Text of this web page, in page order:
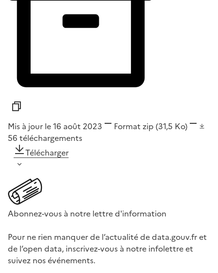
Mis à jour le 16 août 2023 Format zip (31,5 Ko)
56 téléchargements
Télécharger
Abonnez-vous à notre lettre d'information
Pour ne rien manquer de l’actualité de data.gouv.fr et
de l’open data, inscrivez-vous à notre infolettre et
suivez nos événements.